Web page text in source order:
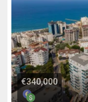
€340,000